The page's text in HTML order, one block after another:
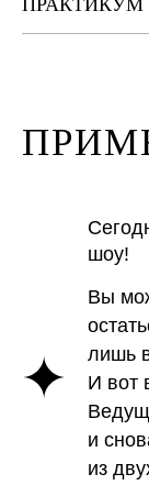
шоу!
Вы
лишь
И вот
и
из